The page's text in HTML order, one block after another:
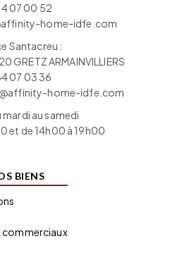
07 00 52
home-idfe.com
Santacreu :
GRETZ ARMAINVILLIERS
07 03 36
home-idfe.com
au samedi
et de 14h00 à 19h00
BIENS
commerciaux